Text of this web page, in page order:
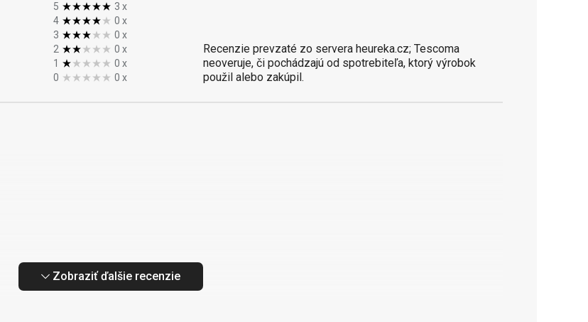
5 3 x
4
0 x
3
0 x
2
0 x
1
0 x
0
0 x
Recenzie prevzaté zo servera heureka.cz; Tescoma
neoveruje, či pochádzajú od spotrebiteľa, ktorý výrobok
použil alebo zakúpil.
Zobraziť ďalšie recenzie